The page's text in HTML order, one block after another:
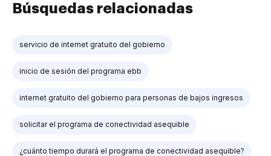
Búsquedas relacionadas
servicio de internet gratuito del gobierno
inicio de sesión del programa ebb
internet gratuito del gobierno para personas de bajos ingresos
solicitar el programa de conectividad asequible
¿cuánto tiempo durará el programa de conectividad asequible?